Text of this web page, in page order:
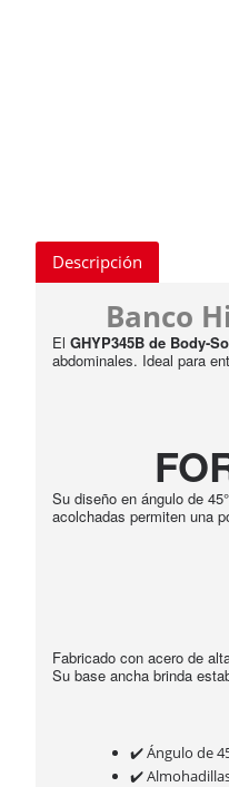
Descripción
Banco
El GHYP345B de Body-
abdominales. Ideal para
Su diseño en ángulo de
acolchadas permiten una
Fabricado con acero de
Su base ancha brinda
✔️ Ángulo de
✔️